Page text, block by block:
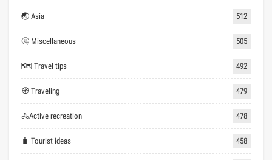
🌏 Asia 512
🤔 Miscellaneous 505
🗺 Travel tips 492
🧭 Traveling 479
🚴Active recreation 478
🧳 Tourist ideas 458